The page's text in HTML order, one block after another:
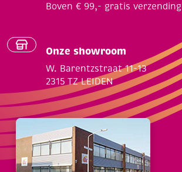
Boven € 99,- gratis verzending
Onze showroom
W. Barentzstraat 11-13
2315 TZ LEIDEN